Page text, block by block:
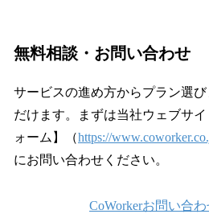
無料相談・お問い合わせ
サービスの進め方からプラン選
だけます。まずは当社ウェブサ
ォーム】（https://
にお問い合わせください。
CoWorkerお問い合